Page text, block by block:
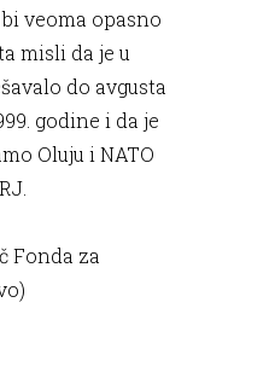
veoma opasno
misli da je u
do avgusta
godine i da je
Oluju i NATO
Fonda za